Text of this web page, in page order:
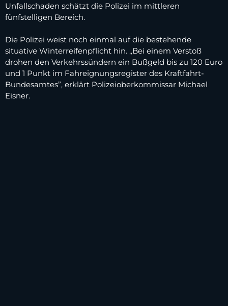
Unfallschaden schätzt die Polizei im mittleren
fünfstelligen Bereich.
Die Polizei weist noch einmal auf die bestehende
situative Winterreifenpflicht hin. „Bei einem Verstoß
drohen den Verkehrssündern ein Bußgeld bis zu 120 Euro
und 1 Punkt im Fahreignungsregister des Kraftfahrt-
Bundesamtes”, erklärt Polizeioberkommissar Michael
Eisner.